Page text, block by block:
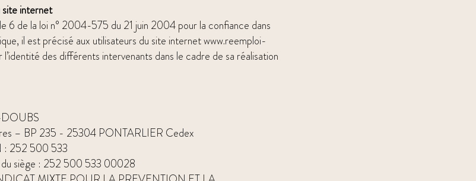
site internet
6 de la loi n° 2004-575 du 21 juin 2004 pour la confiance dans
il est précisé aux utilisateurs du site internetwww.reemploi-
l’identité des différents intervenants dans le cadre de sa réalisation
– BP 235 - 25304 PONTARLIER Cedex
: 252 500 533
du siège : 252 500 533 00028